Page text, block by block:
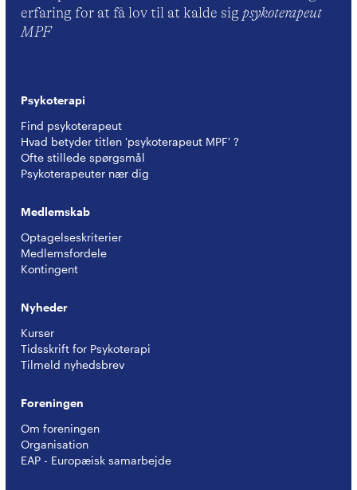
erfaring for at få lov til at kalde sig psykoterapeut
MPF
Psykoterapi
Find psykoterapeut
Hvad betyder titlen 'psykoterapeut MPF' ?
Ofte stillede spørgsmål
Psykoterapeuter nær dig
Medlemskab
Optagelseskriterier
Medlemsfordele
Kontingent
Nyheder
Kurser
Tidsskrift for Psykoterapi
Tilmeld nyhedsbrev
Foreningen
Om foreningen
Organisation
EAP - Europæisk samarbejde